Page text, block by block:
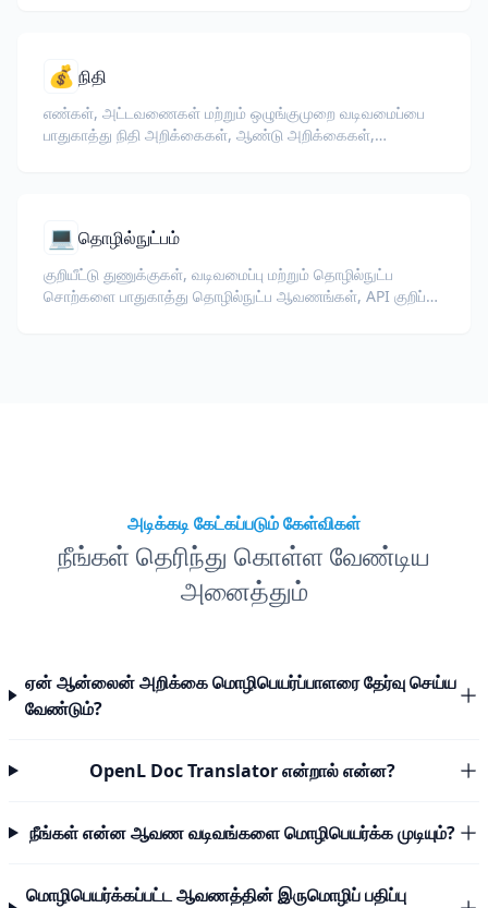
💰 நிதி
எண்கள், அட்டவணைகள் மற்றும் ஒழுங்குமுறை வடிவமைப்பை
பாதுகாத்து நிதி அறிக்கைகள், ஆண்டு அறிக்கைகள்,
💻 தொழில்நுட்பம்
குறியீட்டு துணுக்குகள், வடிவமைப்பு மற்றும் தொழில்நுட்ப
சொற்களை பாதுகாத்து தொழில்நுட்ப ஆவணங்கள், API குறிப்பு,
அடிக்கடி கேட்கப்படும் கேள்விகள்
நீங்கள் தெரிந்து கொள்ள வேண்டிய
அனைத்தும்
ஏன் ஆன்லைன் அறிக்கை மொழிபெயர்ப்பாளரை தேர்வு செய்ய
வேண்டும்?
OpenL Doc Translator என்றால் என்ன?
நீங்கள் என்ன ஆவண வடிவங்களை மொழிபெயர்க்க முடியும்?
மொழிபெயர்க்கப்பட்ட ஆவணத்தின் இருமொழிப் பதிப்பு